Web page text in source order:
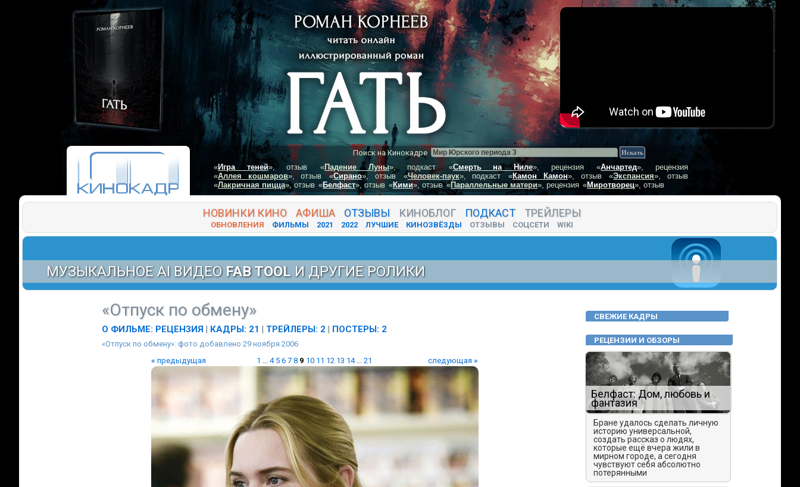
Поиск на Кинокадре
«Игра теней», отзыв «Падение Луны», подкаст «Смерть на Ниле», рецензия «Анчартед», рецензия
«Аллея кошмаров», отзыв «Сирано», отзыв «Человек-паук», подкаст «Камон Камон», отзыв «Экспансия», отзыв
«Лакричная пицца», отзыв «Белфаст», отзыв «Кими», отзыв «Параллельные матери», рецензия «Миротворец», отзыв
НОВИНКИ КИНО АФИША ОТЗЫВЫ КИНОБЛОГ ПОДКАСТ ТРЕЙЛЕРЫ
ОБНОВЛЕНИЯ ФИЛЬМЫ 2021 2022 ЛУЧШИЕ КИНОЗВЁЗДЫ ОТЗЫВЫ СОЦСЕТИ WIKI
МУЗЫКАЛЬНОЕ AI ВИДЕО FAB TOOL И ДРУГИЕ РОЛИКИ
«Отпуск по обмену»
О ФИЛЬМЕ: РЕЦЕНЗИЯ | КАДРЫ: 21 | ТРЕЙЛЕРЫ: 2 | ПОСТЕРЫ: 2
«Отпуск по обмену»: фото добавлено 29 ноября 2006
« предыдущая 1 ... 4 5 6 7 8 9 10 11 12 13 14... 21 следующая »
СВЕЖИЕ КАДРЫ
РЕЦЕНЗИИ И ОБЗОРЫ
Белфаст: Дом, любовь и
фантазия
Бране удалось сделать личную
историю универсальной,
создать рассказ о людях,
которые ещё вчера жили в
мирном городе, а сегодня
чувствуют себя абсолютно
потерянными